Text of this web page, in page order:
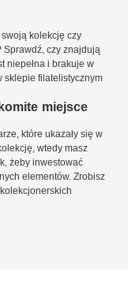
kolekcję czy
Sprawdź, czy znajdują
niepełna i brakuje w
sklepie filatelistycznym
miejsce
które ukazały się w
wtedy masz
żeby inwestować
elementów. Zrobisz